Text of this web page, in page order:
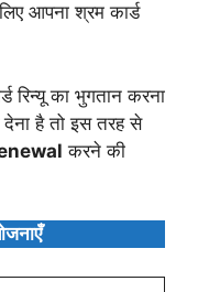
आपना श्रम कार्ड
रिन्यू का भुगतान करना
है तो इस तरह से
करने की